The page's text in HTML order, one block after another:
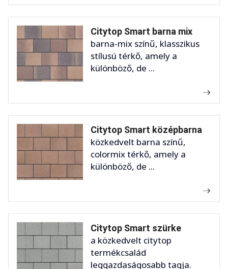
Citytop Smart barna mix
barna-mix színű, klasszikus
stílusú térkő, amely a
különböző, de ...
Citytop Smart középbarna
közkedvelt barna színű,
colormix térkő, amely a
különböző, de ...
Citytop Smart szürke
a közkedvelt citytop
termékcsalád
leggazdaságosabb tagja.